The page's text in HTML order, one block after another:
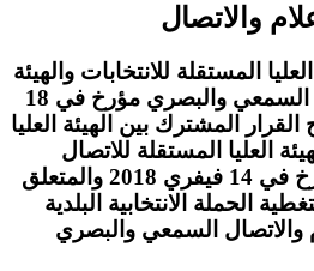
والاتصال
المستقلة للانتخابات والهيئة
العليا المستقلة للاتصال السمعي والبصري مؤرخ في 18
بتنقيح القرار المشترك بين الهيئة العليا
العليا المستقلة للاتصال
السمعي والبصري المؤرخ في 14 فيفري 2018 والمتعلق
الحملة الانتخابية البلدية
والاتصال السمعي والبصري